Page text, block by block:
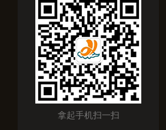
拿起手机扫一扫